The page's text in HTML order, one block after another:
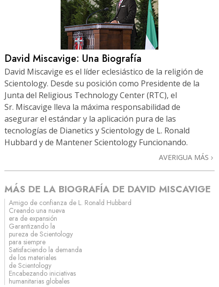
David Miscavige: Una Biografía
David Miscavige es el líder eclesiástico de la religión de
Scientology. Desde su posición como Presidente de la
Junta del Religious Technology Center (RTC), el
Sr. Miscavige lleva la máxima responsabilidad de
asegurar el estándar y la aplicación pura de las
tecnologías de Dianetics y Scientology de L. Ronald
Hubbard y de Mantener Scientology Funcionando.
AVERIGUA MÁS
MÁS DE LA BIOGRAFÍA DE DAVID MISCAVIGE
Amigo de confianza de L. Ronald Hubbard
Creando una nueva
era de expansión
Garantizando la
pureza de Scientology
para siempre
Satisfaciendo la demanda
de los materiales
de Scientology
Encabezando iniciativas
humanitarias globales